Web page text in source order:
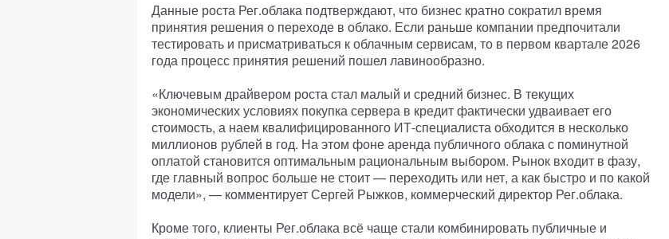
Данные роста Рег.облака подтверждают, что бизнес кратно сократил время
принятия решения о переходе в облако. Если раньше компании предпочитали
тестировать и присматриваться к облачным сервисам, то в первом квартале 2026
года процесс принятия решений пошел лавинообразно.
«Ключевым драйвером роста стал малый и средний бизнес. В текущих
экономических условиях покупка сервера в кредит фактически удваивает его
стоимость, а наем квалифицированного ИТ-специалиста обходится в несколько
миллионов рублей в год. На этом фоне аренда публичного облака с поминутной
оплатой становится оптимальным рациональным выбором. Рынок входит в фазу,
где главный вопрос больше не стоит — переходить или нет, а как быстро и по какой
модели», — комментирует Сергей Рыжков, коммерческий директор Рег.облака.
Кроме того, клиенты Рег.облака всё чаще стали комбинировать публичные и